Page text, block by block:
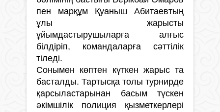
пен марқұм Қуаныш Абитаевтың
ұлы жарысты
ұйымдастырушыларға алғыс
білдіріп, командаларға сәттілік
тіледі.
Сонымен көптен күткен жарыс та
басталды. Тартысқа толы турнирде
қарсыластарынан басым түскен
әкімшілік полиция қызметкерлері